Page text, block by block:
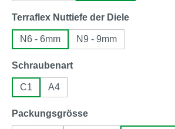
Terraflex Nuttiefe der Dieleauswählen
N6 - 6mm N9 - 9mm
Schraubenartauswählen
C1 A4
Packungsgrösseauswählen